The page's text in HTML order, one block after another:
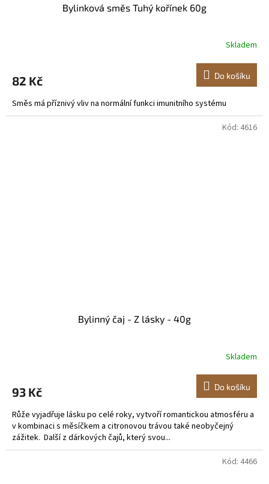
Bylinková směs Tuhý kořínek 60g
Skladem
82 Kč Do košíku
Směs má příznivý vliv na normální funkci imunitního systému
Bylinný čaj - Z lásky - 40g
Skladem
93 Kč Do košíku
Růže vyjadřuje lásku po celé roky, vytvoří romantickou atmosféru a
v kombinaci s měsíčkem a citronovou trávou také neobyčejný
zážitek. Další z dárkových čajů, který svou...
Kód: 4616
Kód: 4466